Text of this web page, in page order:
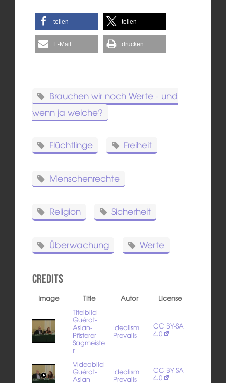
teilen teilen
E-Mail drucken
Brauchen wir noch Werte - und
wenn ja welche?
Flüchtlinge Freiheit
Menschenrechte
Religion Sicherheit
Überwachung Werte
Credits
Image Title Autor
License
Titelbild-
Guérot-
Aslan-
Pfisterer-
Sagmeiste
r
Idealism
Prevails
CC BY-SA
4.0
Videobild-
Guérot-
Aslan-
Idealism
Prevails
CC BY-SA
4.0